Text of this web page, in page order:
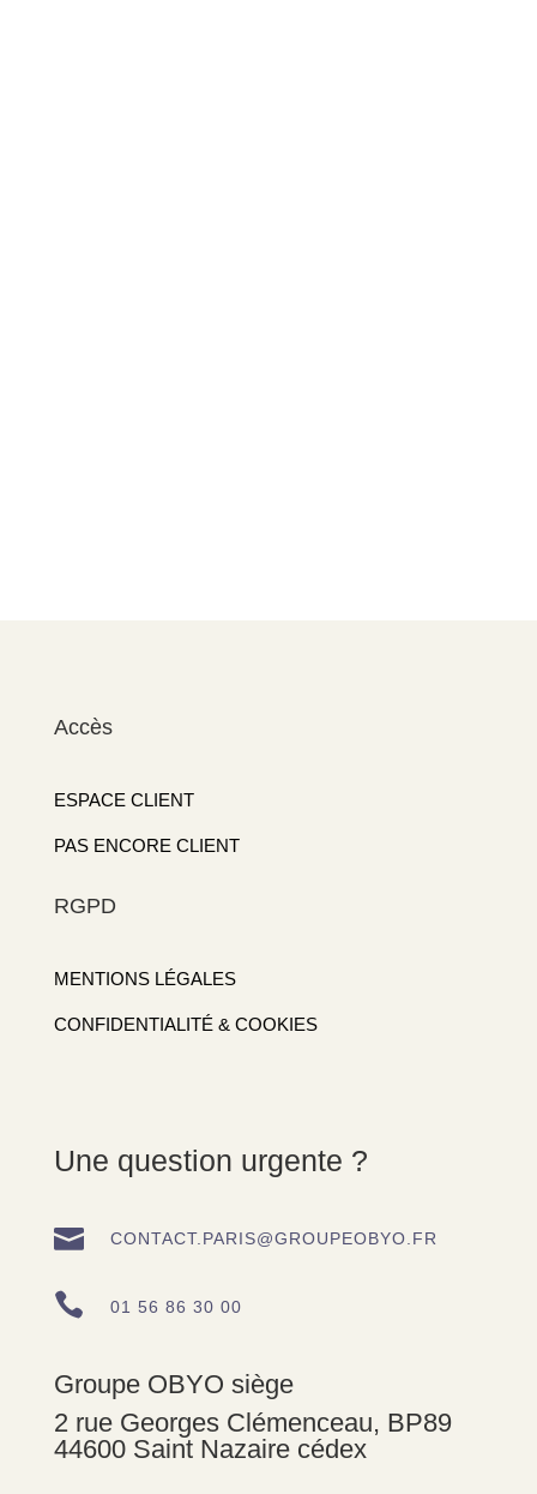
Accès
ESPACE CLIENT
PAS ENCORE CLIENT
RGPD
MENTIONS LÉGALES
CONFIDENTIALITÉ & COOKIES
Une question urgente ?
 CONTACT.PARIS@GROUPEOBYO.FR
 01 56 86 30 00
Groupe OBYO siège
2 rue Georges Clémenceau, BP89
44600 Saint Nazaire cédex